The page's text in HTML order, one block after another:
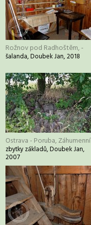
Rožnov pod Radhoštěm, -
šalanda, Doubek Jan, 2018
Ostrava - Poruba, Záhumenní
zbytky základů, Doubek Jan,
2007